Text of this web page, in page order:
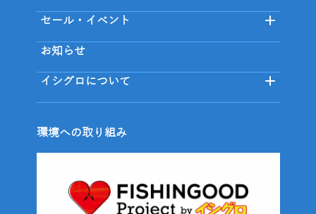
セール・イベント
お知らせ
イシグロについて
環境への取り組み